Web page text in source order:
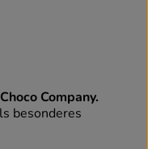
Company.
besonderes